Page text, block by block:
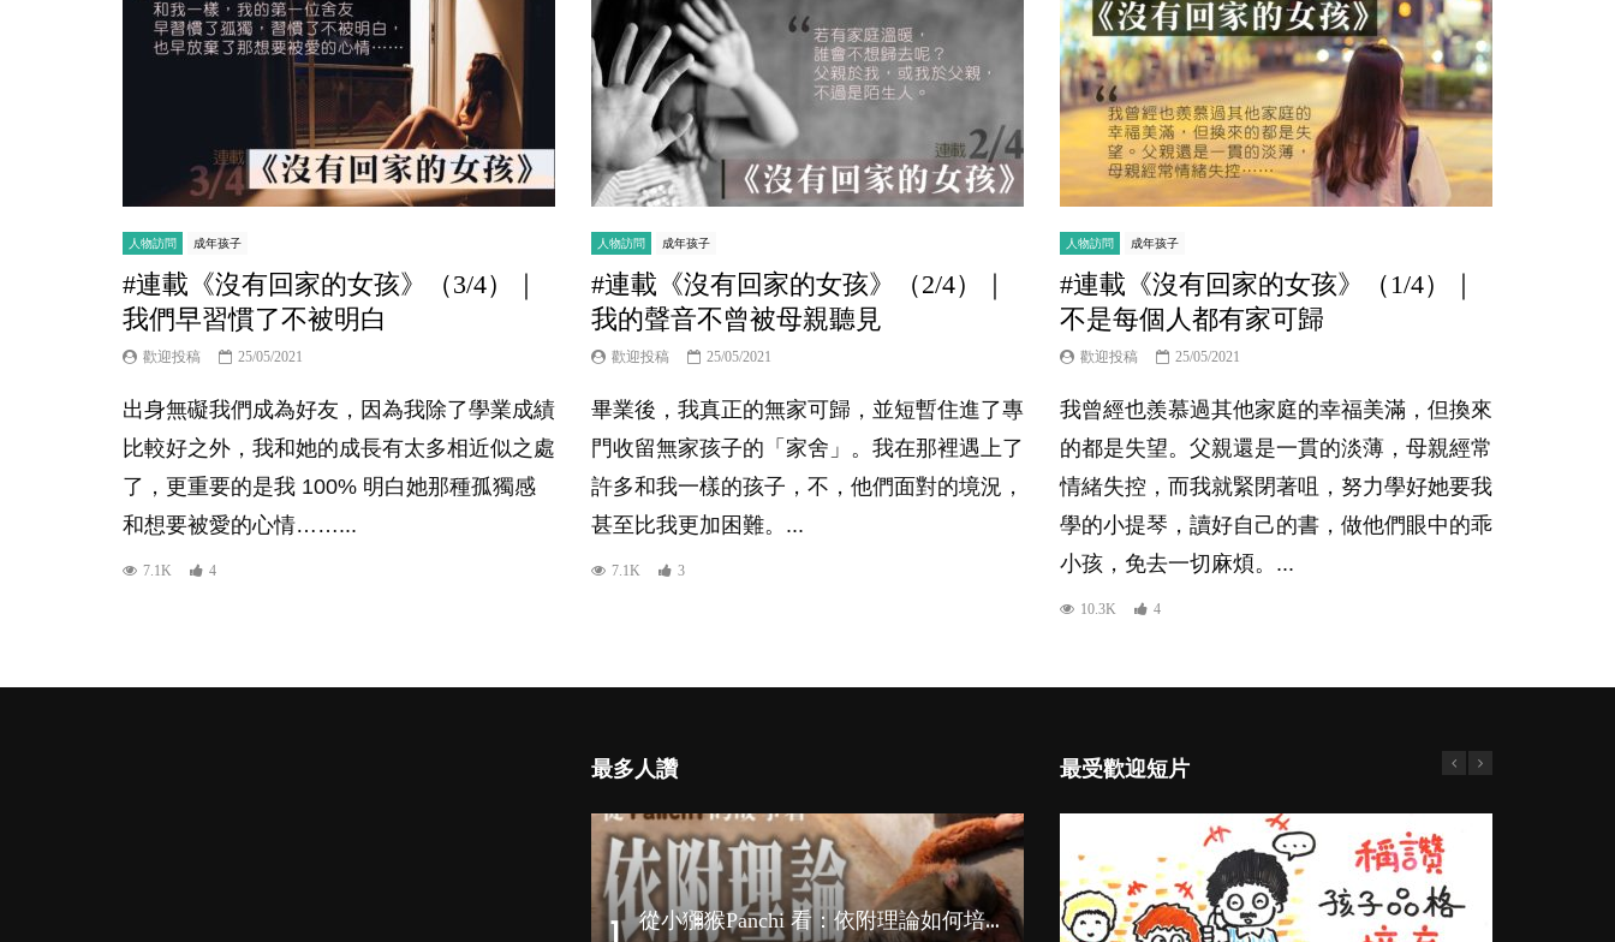
人物訪問 成年孩子
#連載《沒有回家的女孩》（3/4）｜
我們早習慣了不被明白
歡迎投稿 25/05/2021
出身無礙我們成為好友，因為我除了學業成績
比較好之外，我和她的成長有太多相近似之處
了，更重要的是我 100% 明白她那種孤獨感
和想要被愛的心情……...
7.1K 4
人物訪問 成年孩子
#連載《沒有回家的女孩》（2/4）｜
我的聲音不曾被母親聽見
歡迎投稿 25/05/2021
畢業後，我真正的無家可歸，並短暫住進了專
門收留無家孩子的「家舍」。我在那裡遇上了
許多和我一樣的孩子，不，他們面對的境況，
甚至比我更加困難。...
7.1K 3
人物訪問 成年孩子
#連載《沒有回家的女孩》（1/4）｜
不是每個人都有家可歸
歡迎投稿 25/05/2021
我曾經也羨慕過其他家庭的幸福美滿，但換來
的都是失望。父親還是一貫的淡薄，母親經常
情緒失控，而我就緊閉著咀，努力學好她要我
學的小提琴，讀好自己的書，做他們眼中的乖
小孩，免去一切麻煩。...
10.3K 4
最多人讚
從
小獼猴Panchi 看：依附理論如何培養孩子心理韌性？
最受歡迎短片